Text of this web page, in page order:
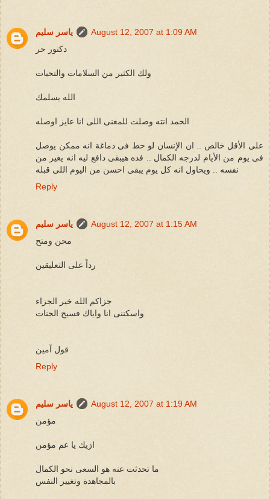
ياسر سليم
August 12, 2007 at 1:09 AM
دكتور حر
ولك الكثير من السلامات والتحيات
الله يسلمك
الحمد انته وصلت للمعنى اللى انا عايز اوصله
على الأقل خالص .. ان الإنسان لو حط فى دماغة انه ممكن يوصل
فى يوم من الأيام لدرجه الكمال .. فده هيبقى دافع ليه انه يغير من
نفسه .. ويحاول انه كل يوم يبقى احسن من اليوم اللى قبله
Reply
ياسر سليم
August 12, 2007 at 1:15 AM
محن ومنح
رداً على التعليقين
جزاكم الله خير الجزاء
واسكننى انا واياك فسيح الجنات
قول آمين
Reply
ياسر سليم
August 12, 2007 at 1:19 AM
مؤمن
ازيك يا عم مؤمن
ما تحدثت عنه هو السعى نحو الكمال
بالمجاهدة وتغيير النفس